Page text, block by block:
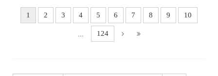
1 2 3 4 5 6 7 8 9 10
124